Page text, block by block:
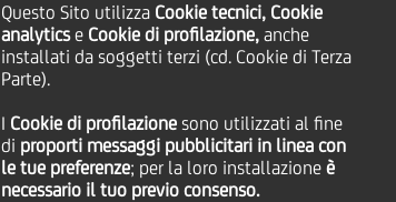
Questo Sito utilizza Cookie tecnici, Cookie
analyticse Cookie di profilazione, anche
installati da soggetti terzi (cd. Cookie di Terza
Parte).
I Cookie di profilazione sono utilizzati al fine
di proporti messaggi pubblicitari in linea con
le tue preferenze; per la loro installazione è
necessario il tuo previo consenso.